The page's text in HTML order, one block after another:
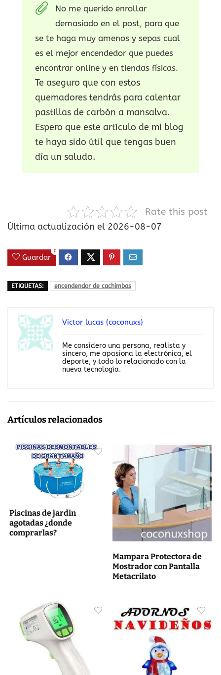
No me querido enrollar
demasiado en el post, para que
se te haga muy amenos y sepas cual
es el mejor encendedor que puedes
encontrar online y en tiendas físicas.
Te aseguro que con estos
quemadores tendrás para calentar
pastillas de carbón a mansalva.
Espero que este artículo de mi blog
te haya sido útil que tengas buen
día un saludo.
Rate this post
Última actualización el 2026-08-07
Guardar
0
ETIQUETAS: encendendor de cachimbas
Victor lucas (coconuxs)
Me considero una persona, realista y
sincero, me apasiona la electrónica, el
deporte, y todo lo relacionado con la
nueva tecnología.
Artículos relacionados
Piscinas de jardin
agotadas ¿donde
comprarlas?
Mampara Protectora de
Mostrador con Pantalla
Metacrilato